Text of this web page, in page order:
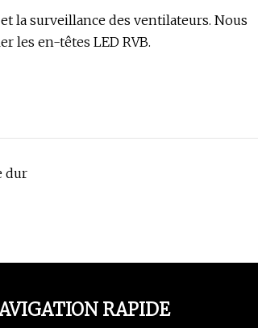
la surveillance des ventilateurs. Nous
les en-têtes LED RVB.
dur
RAPIDE